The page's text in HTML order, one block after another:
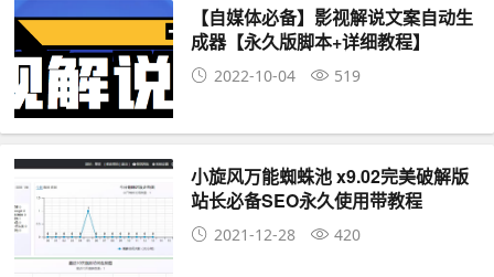
【自媒体必备】影视解说文案自动生
成器【永久版脚本+详细教程】
2022-10-04 519
小旋风万能蜘蛛池 x9.02完美破解版
站长必备SEO永久使用带教程
2021-12-28 420